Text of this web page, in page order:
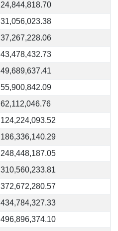
24,844,818.70
31,056,023.38
37,267,228.06
43,478,432.73
49,689,637.41
55,900,842.09
62,112,046.76
124,224,093.52
186,336,140.29
248,448,187.05
310,560,233.81
372,672,280.57
434,784,327.33
496,896,374.10